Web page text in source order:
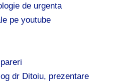
de urgenta
pe youtube
dr Ditoiu, prezentare